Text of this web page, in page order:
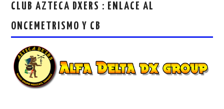
CLUB AZTECA DXERS : ENLACE AL
ONCEMETRISMO Y CB